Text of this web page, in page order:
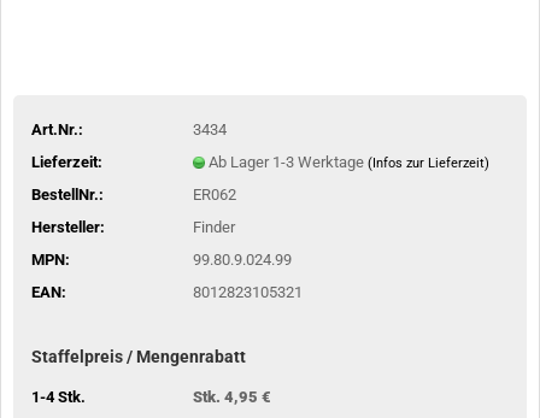
Art.Nr.:
3434
Lieferzeit:
Ab Lager 1-3 Werktage (Infos zur Lieferzeit)
BestellNr.:
ER062
Hersteller:
Finder
MPN:
99.80.9.024.99
EAN:
8012823105321
Staffelpreis / Mengenrabatt
1-4 Stk.
Stk. 4,95 €